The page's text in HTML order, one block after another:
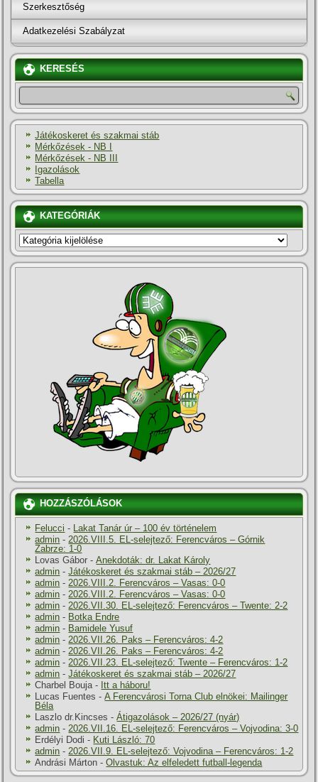
Szerkesztőség
Adatkezelési Szabályzat
KERESÉS
Játékoskeret és szakmai stáb
Mérkőzések - NB I
Mérkőzések - NB III
Igazolások
Tabella
KATEGÓRIÁK
KATEGÓRIÁK
HOZZÁSZÓLÁSOK
Felucci - Lakat Tanár úr – 100 év történelem
admin - 2026.VIII.5. EL-selejtező: Ferencváros – Górnik
Zabrze: 1-0
Lovas Gábor -Anekdoták: dr. Lakat Károly
admin -Játékoskeret és szakmai stáb – 2026/27
admin - 2026.VIII.2. Ferencváros – Vasas: 0-0
admin - 2026.VIII.2. Ferencváros – Vasas: 0-0
admin - 2026.VII.30. EL-selejtező: Ferencváros – Twente: 2-2
admin - Botka Endre
admin - Bamidele Yusuf
admin - 2026.VII.26. Paks – Ferencváros: 4-2
admin - 2026.VII.26. Paks – Ferencváros: 4-2
admin - 2026.VII.23. EL-selejtező: Twente – Ferencváros: 1-2
admin -Játékoskeret és szakmai stáb – 2026/27
Charbel Bouja - Itt a háboru!
Lucas Fuentes -A Ferencvárosi Torna Club elnökei: Mailinger
Béla
Laszlo dr.Kincses -Átigazolások – 2026/27 (nyár)
admin - 2026.VII.16. EL-selejtező: Ferencváros – Vojvodina: 3-0
Erdélyi Dodi - Kuti László: 70
admin - 2026.VII.9. EL-selejtező: Vojvodina – Ferencváros: 1-2
Andrási Márton -Olvastuk: Az elfeledett futball-legenda